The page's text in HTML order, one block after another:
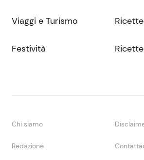
Viaggi e Turismo
Festività
Chi siamo
Redazione